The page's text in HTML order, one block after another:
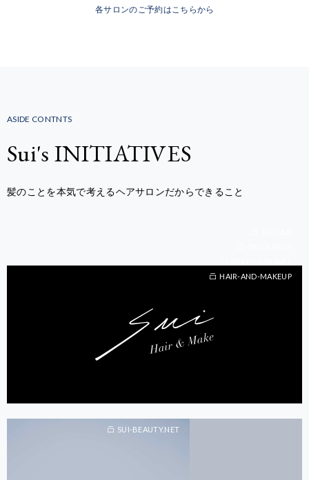
各サロンのご予約はこちらから
ASIDE CONTNTS
Sui's INITIATIVES
髪のことを本気で考えるヘアサロンだからできること
HAIR-AND-MAKEUP
SUI-BEAUTY.NET